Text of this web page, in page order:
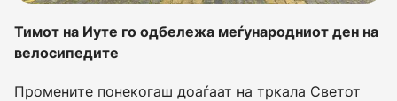
Тимот на Иуте го одбележа меѓународниот ден на
велосипедите
Промените понекогаш доаѓаат на тркала Светот